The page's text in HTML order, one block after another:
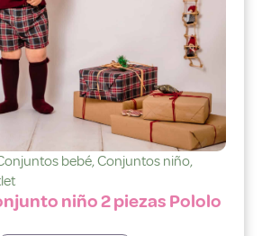
bebé,Conjuntos niño,
niño 2 piezas Pololo